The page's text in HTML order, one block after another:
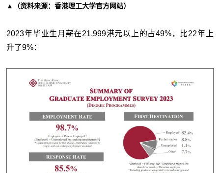
▲（资料来源：香港理工大学官方网站）
2023年毕业生月薪在21,999港元以上的占49%，比22年上
升了9%：